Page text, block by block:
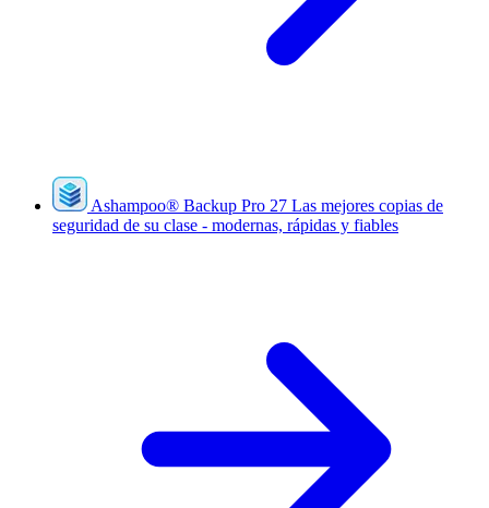
Ashampoo® Backup Pro 27 Las mejores copias de
seguridad de su clase - modernas, rápidas y fiables